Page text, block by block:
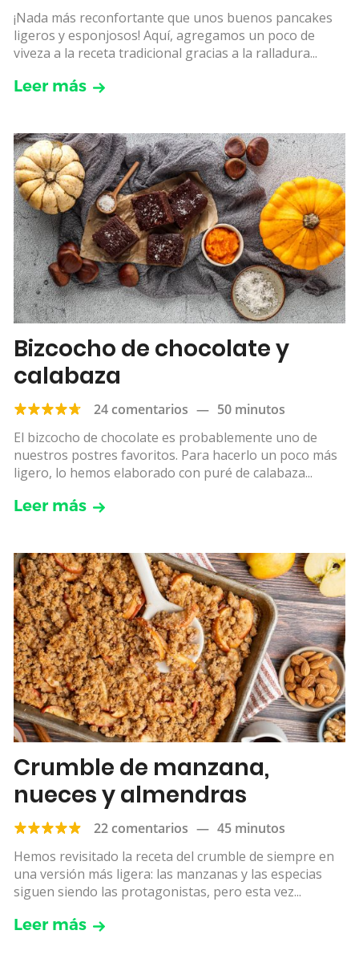
¡Nada más reconfortante que unos buenos pancakes
ligeros y esponjosos! Aquí, agregamos un poco de
viveza a la receta tradicional gracias a la ralladura...
Leer más
Bizcocho de chocolate y
calabaza
24 comentarios — 50 minutos
El bizcocho de chocolate es probablemente uno de
nuestros postres favoritos. Para hacerlo un poco más
ligero, lo hemos elaborado con puré de calabaza...
Leer más
Crumble de manzana,
nueces y almendras
22 comentarios — 45 minutos
Hemos revisitado la receta del crumble de siempre en
una versión más ligera: las manzanas y las especias
siguen siendo las protagonistas, pero esta vez...
Leer más